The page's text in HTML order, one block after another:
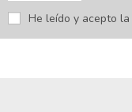
He leído y acepto la